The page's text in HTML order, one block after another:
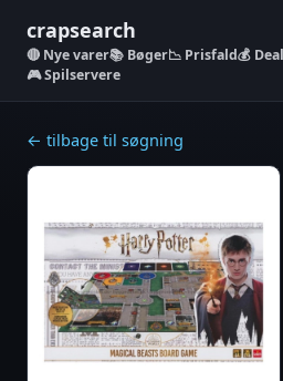
crapsearch
Nye varer📚 Bøger📉 Prisfald💰
🎮 Spilservere
← tilbage til søgning